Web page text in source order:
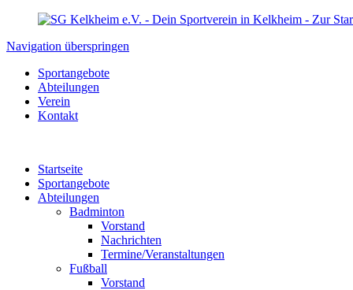
Navigation überspringen
Sportangebote
Abteilungen
Verein
Kontakt
Startseite
Sportangebote
Abteilungen
Badminton
Vorstand
Nachrichten
Termine/Veranstaltungen
Fußball
Vorstand